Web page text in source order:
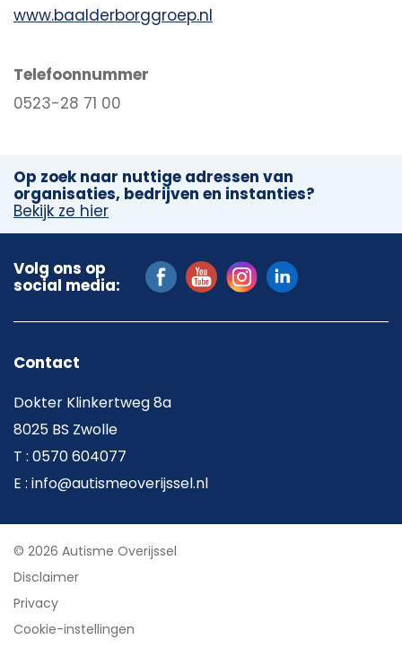
www.baalderborggroep.nl
Telefoonnummer
0523-28 71 00
Op zoek naar nuttige adressen van
organisaties, bedrijven en instanties?
Bekijk ze hier
Volg ons op
social media:
Contact
Dokter Klinkertweg 8a
8025 BS Zwolle
T : 0570 604077
E : info@autismeoverijssel.nl
© 2026 Autisme Overijssel
Disclaimer
Privacy
Cookie-instellingen